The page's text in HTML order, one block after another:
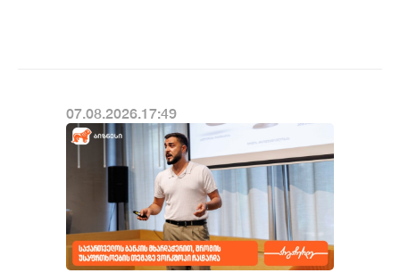
07.08.2026.17:49